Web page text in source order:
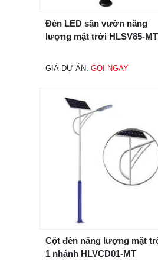
Đèn LED sân vườn năng
lượng mặt trời HLSV85-MT
GIÁ DỰ ÁN: GỌI NGAY
Cột đèn năng lượng mặt
1 nhánh HLVCD01-MT